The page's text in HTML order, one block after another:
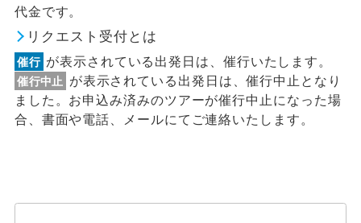
代金です。
リクエスト受付とは
催行 が表示されている出発日は、催行いたします。
催行中止
が表示されている出発日は、催行中止となり
ました。お申込み済みのツアーが催行中止になった場
合、書面や電話、メールにてご連絡いたします。